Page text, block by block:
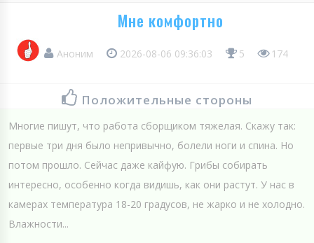
Мне комфортно
Аноним 2026-08-06 09:36:03 5 174
Положительные стороны
Многие пишут, что работа сборщиком тяжелая. Скажу так:
первые три дня было непривычно, болели ноги и спина. Но
потом прошло. Сейчас даже кайфую. Грибы собирать
интересно, особенно когда видишь, как они растут. У нас в
камерах температура 18-20 градусов, не жарко и не холодно.
Влажности...